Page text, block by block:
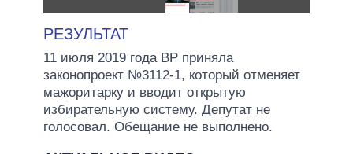
РЕЗУЛЬТАТ
11 июля 2019 года ВР приняла
законопроект №3112-1, который отменяет
мажоритарку и вводит открытую
избирательную систему. Депутат не
голосовал. Обещание не выполнено.